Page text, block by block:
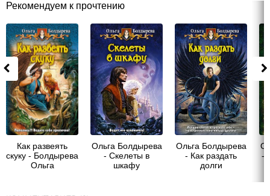
Рекомендуем к прочтению
Как развеять
скуку - Болдырева
Ольга
Ольга Болдырева
- Скелеты в
шкафу
Ольга Болдырева
- Как раздать
долги
-